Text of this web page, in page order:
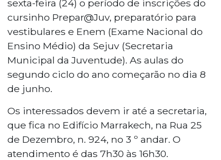
sexta-feira (24) o período de inscrições do
cursinho Prepar@Juv, preparatório para
vestibulares e Enem (Exame Nacional do
Ensino Médio) da Sejuv (Secretaria
Municipal da Juventude). As aulas do
segundo ciclo do ano começarão no dia 8
de junho.
Os interessados devem ir até a secretaria,
que fica no Edifício Marrakech, na Rua 25
de Dezembro, n. 924, no 3 º andar. O
atendimento é das 7h30 às 16h30.